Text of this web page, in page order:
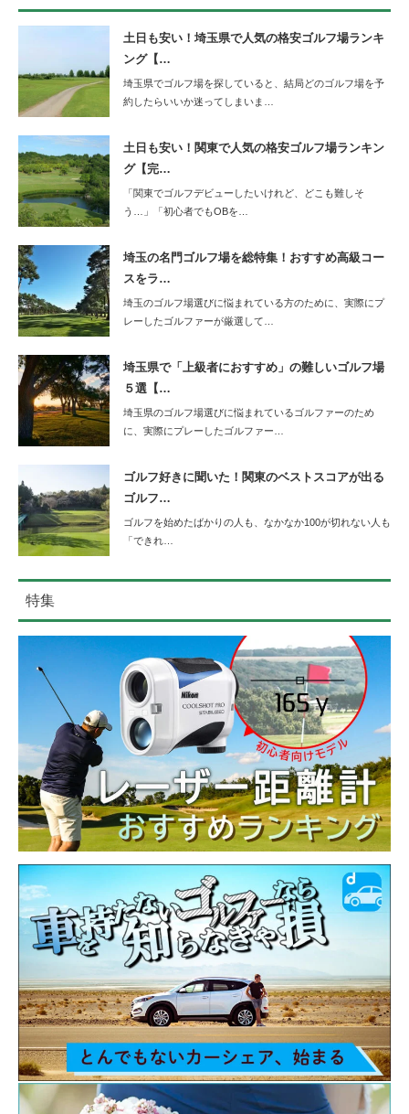
土日も安い！埼玉県で人気の格安ゴルフ場ランキ
ング【…
埼玉県でゴルフ場を探していると、結局どのゴルフ場を予
約したらいいか迷ってしまいま…
土日も安い！関東で人気の格安ゴルフ場ランキン
グ【完…
「関東でゴルフデビューしたいけれど、どこも難しそ
う…」「初心者でもOBを…
埼玉の名門ゴルフ場を総特集！おすすめ高級コー
スをラ…
埼玉のゴルフ場選びに悩まれている方のために、実際にプ
レーしたゴルファーが厳選して…
埼玉県で「上級者におすすめ」の難しいゴルフ場
５選【…
埼玉県のゴルフ場選びに悩まれているゴルファーのため
に、実際にプレーしたゴルファー…
ゴルフ好きに聞いた！関東のベストスコアが出る
ゴルフ…
ゴルフを始めたばかりの人も、なかなか100が切れない人も
「できれ…
特集